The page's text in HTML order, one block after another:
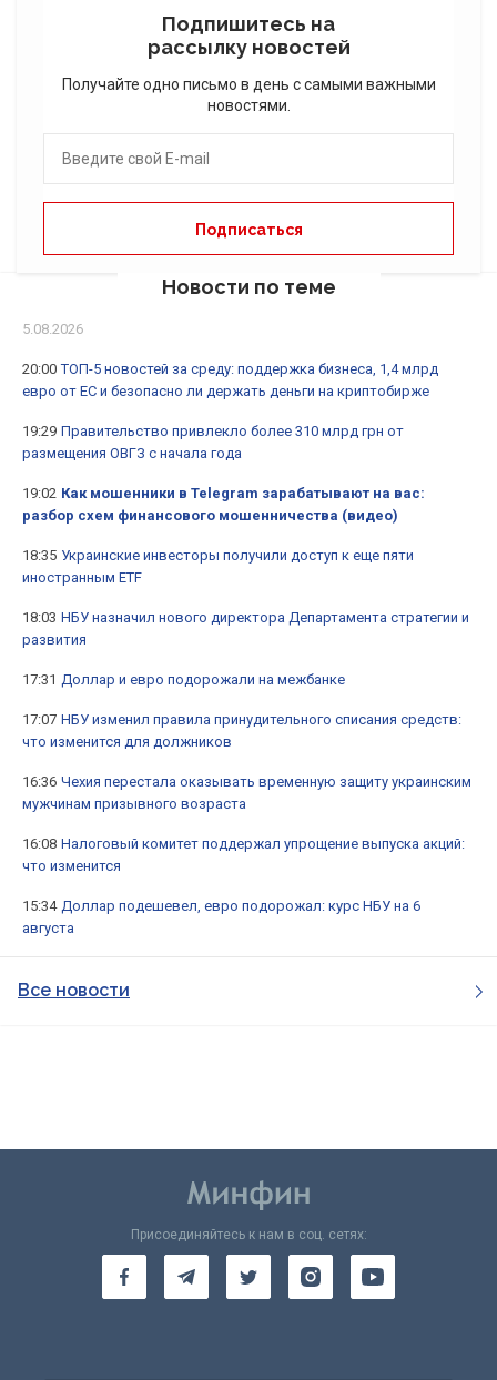
Подпишитесь на
рассылку новостей
Получайте одно письмо в день с самыми важными
новостями.
Новости по теме
5.08.2026
20:00 ТОП-5 новостей за среду: поддержка бизнеса, 1,4 млрд
евро от ЕС и безопасно ли держать деньги на криптобирже
19:29 Правительство привлекло более 310 млрд грн от
размещения ОВГЗ с начала года
19:02 Как мошенники в Telegram зарабатывают на вас:
разбор схем финансового мошенничества (видео)
18:35 Украинские инвесторы получили доступ к еще пяти
иностранным ETF
18:03 НБУ назначил нового директора Департамента стратегии и
развития
17:31 Доллар и евро подорожали на межбанке
17:07 НБУ изменил правила принудительного списания средств:
что изменится для должников
16:36 Чехия перестала оказывать временную защиту украинским
мужчинам призывного возраста
16:08 Налоговый комитет поддержал упрощение выпуска акций:
что изменится
15:34 Доллар подешевел, евро подорожал: курс НБУ на 6
августа
Все новости
Присоединяйтесь к нам в соц. сетях: